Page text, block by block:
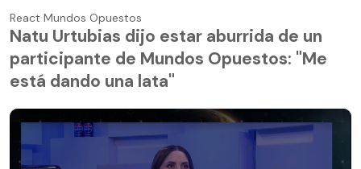
React Mundos Opuestos
Natu Urtubias dijo estar aburrida de un
participante de Mundos Opuestos: "Me
está dando una lata"